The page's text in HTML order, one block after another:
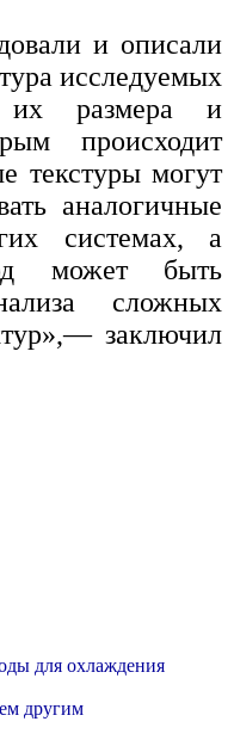
и описали
исследуемых
их размера и
происходит
текстуры могут
аналогичные
системах, а
может быть
сложных
заключил
для охлаждения
другим